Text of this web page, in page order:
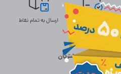
ضمانت اصالت ارسال به تمام نقاط
خدمات مشتریان
سوالات متداول